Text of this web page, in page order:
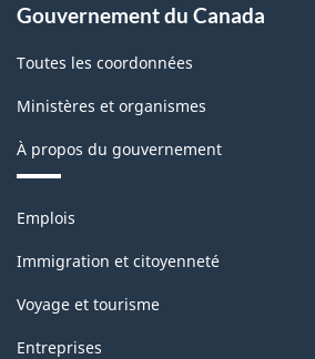
Gouvernement du Canada
Toutes les coordonnées
Ministères et organismes
À propos du gouvernement
Thèmes
sujets
Emplois
Immigration et citoyenneté
Voyage et tourisme
Entreprises